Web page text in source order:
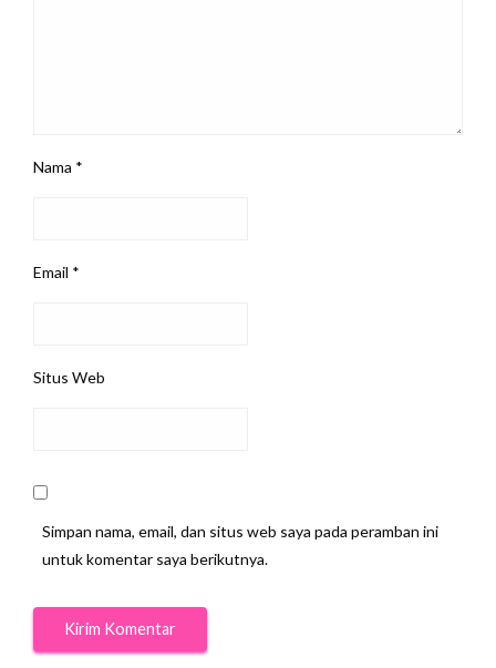
Nama *
Email *
Situs Web
Simpan nama, email, dan situs web saya pada peramban ini
untuk komentar saya berikutnya.